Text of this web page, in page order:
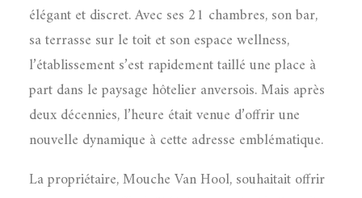
élégant et discret. Avec ses 21 chambres, son bar,
sa terrasse sur le toit et son espace wellness,
l’établissement s’est rapidement taillé une place à
part dans le paysage hôtelier anversois. Mais après
deux décennies, l’heure était venue d’offrir une
nouvelle dynamique à cette adresse emblématique.
La propriétaire, Mouche Van Hool, souhaitait offrir